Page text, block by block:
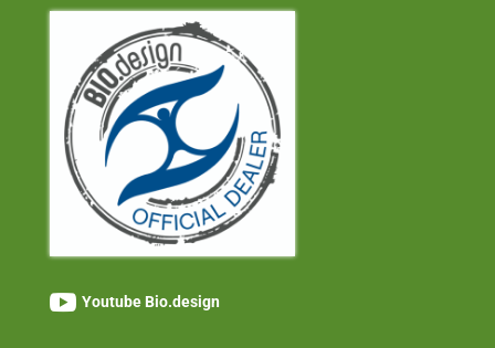
 Youtube Bio.design